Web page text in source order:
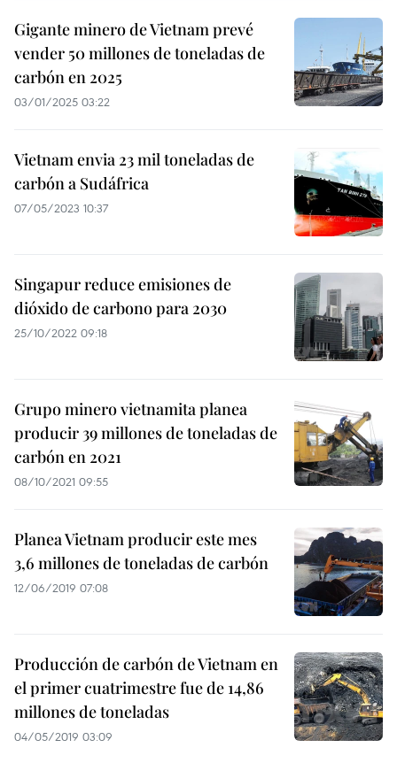
Gigante minero de Vietnam prevé
vender 50 millones de toneladas de
carbón en 2025
03/01/2025 03:22
Vietnam envia 23 mil toneladas de
carbón a Sudáfrica
07/05/2023 10:37
Singapur reduce emisiones de
dióxido de carbono para 2030
25/10/2022 09:18
Grupo minero vietnamita planea
producir 39 millones de toneladas de
carbón en 2021
08/10/2021 09:55
Planea Vietnam producir este mes
3,6 millones de toneladas de carbón
12/06/2019 07:08
Producción de carbón de Vietnam en
el primer cuatrimestre fue de 14,86
millones de toneladas
04/05/2019 03:09